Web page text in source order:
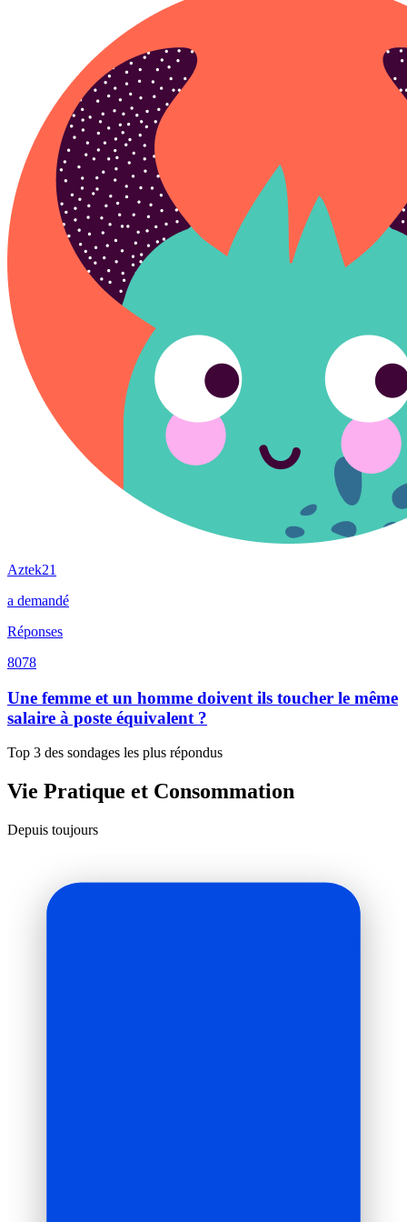
Aztek21
a demandé
Réponses
8078
Une femme et un homme doivent ils toucher le même
salaire à poste équivalent ?
Top 3 des sondages les plus répondus
Vie Pratique et Consommation
Depuis toujours